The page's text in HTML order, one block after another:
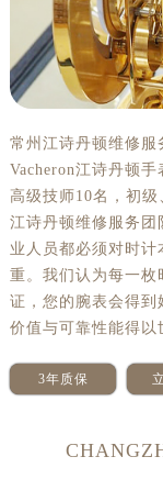
常州江诗丹顿维修
Vacheron江诗丹顿
高级技师10名，初
江诗丹顿维修服务
业人员都必须对时
重。我们认为每一枚
证，您的腕表会得到
价值与可靠性能得以
3年质保